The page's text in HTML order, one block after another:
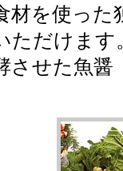
材を使っ
ただけます
せた魚醤